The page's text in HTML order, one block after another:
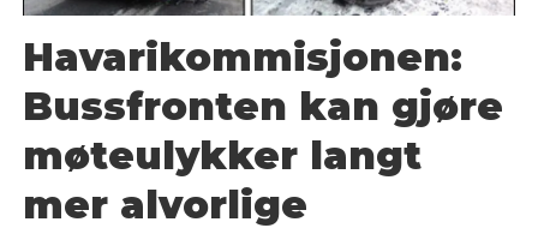
Havarikommisjonen:
Bussfronten kan gjøre
møteulykker langt
mer alvorlige